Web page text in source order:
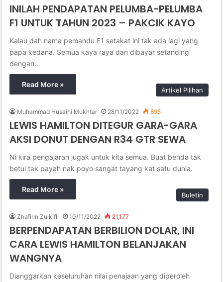
INILAH PENDAPATAN PELUMBA-PELUMBA
F1 UNTUK TAHUN 2023 – PAKCIK KAYO
Kalau dah nama pemandu F1 setakat ini tak ada lagi yang
papa kedana. Semua kaya raya dan dibayar setanding
dengan…
Read More »
Artikel Pilihan
Muhammad Husaini Mukhtar 28/11/2022 895
LEWIS HAMILTON DITEGUR GARA-GARA
AKSI DONUT DENGAN R34 GTR SEWA
Ni kira pengajaran jugak untuk kita semua. Buat benda tak
betul tak payah nak poyo sangat tayang kat satu dunia.
Read More »
Buletin
Zhafirin Zulkifli 10/11/2022 21,177
BERPENDAPATAN BERBILION DOLAR, INI
CARA LEWIS HAMILTON BELANJAKAN
WANGNYA
Dianggarkan keseluruhan nilai penajaan yang diperoleh